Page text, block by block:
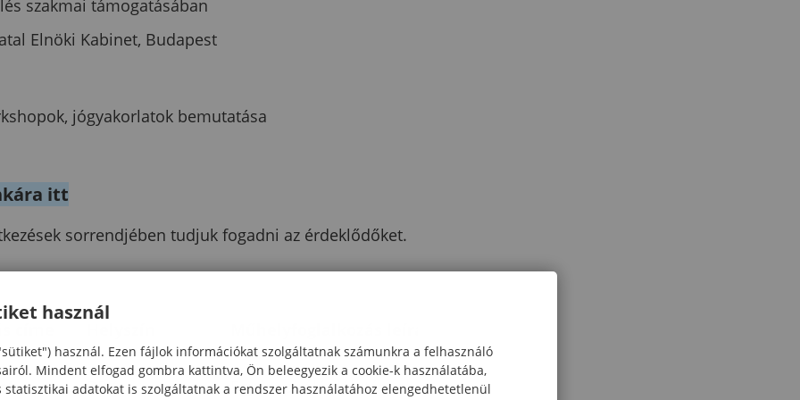
szakmai támogatásában
Elnöki Kabinet, Budapest
jógyakorlatok bemutatása
itt
sorrendjében tudjuk fogadni az érdeklődőket.
–
BPK
Egy inspiráló délután, ahol a játék és
használ
használ. Ezen fájlok információkat szolgáltatnak számunkra a felhasználó
Mindent elfogad gombra kattintva, Ön beleegyezik a cookie-k használatába,
statisztikai adatokat is szolgáltatnak a rendszer használatához elengedhetetlenül